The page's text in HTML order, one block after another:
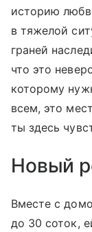
историю
в тяжелой
граней
что это
которому
всем, это
ты здесь
Новый
Вместе с
до 30 соток,